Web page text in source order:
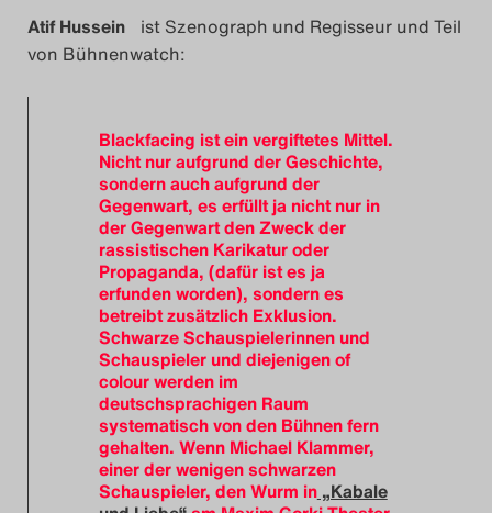
Atif Hussein ist Szenograph und Regisseur und Teil
von Bühnenwatch:
Blackfacing ist ein vergiftetes Mittel.
Nicht nur aufgrund der Geschichte,
sondern auch aufgrund der
Gegenwart, es erfüllt ja nicht nur in
der Gegenwart den Zweck der
rassistischen Karikatur oder
Propaganda, (dafür ist es ja
erfunden worden), sondern es
betreibt zusätzlich Exklusion.
Schwarze Schauspielerinnen und
Schauspieler und diejenigen of
colour werden im
deutschsprachigen Raum
systematisch von den Bühnen fern
gehalten. Wenn Michael Klammer,
einer der wenigen schwarzen
Schauspieler, den Wurm in„Kabale